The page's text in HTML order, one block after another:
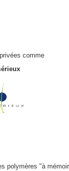
comme
polymères "à